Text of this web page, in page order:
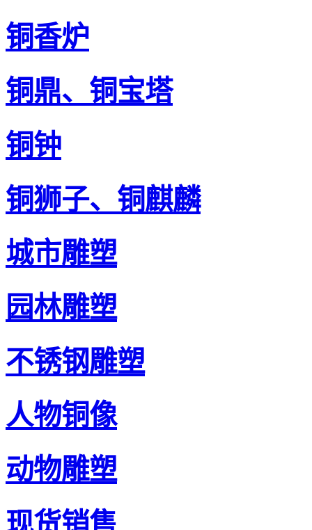
铜香炉
铜鼎、铜宝塔
铜钟
铜狮子、铜麒麟
城市雕塑
园林雕塑
不锈钢雕塑
人物铜像
动物雕塑